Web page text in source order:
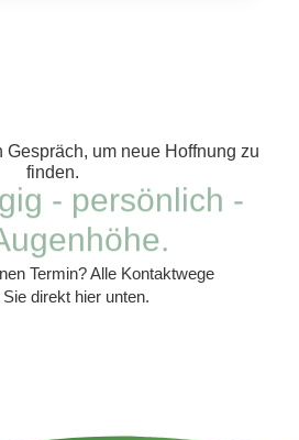
Gespräch, um neue Hoffnung zu
finden.
- persönlich -
Termin? Alle Kontaktwege
direkt hier unten.